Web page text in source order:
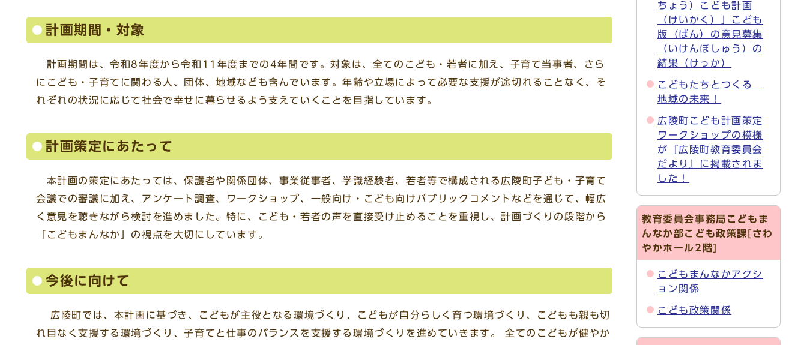
計画期間・対象
計画期間は、令和8年度から令和11年度までの4年間です。対象は、全てのこども・若者に加え、子育て当事者、さら
にこども・子育てに関わる人、団体、地域なども含んでいます。年齢や立場によって必要な支援が途切れることなく、そ
れぞれの状況に応じて社会で幸せに暮らせるよう支えていくことを目指しています。
計画策定にあたって
本計画の策定にあたっては、保護者や関係団体、事業従事者、学識経験者、若者等で構成される広陵町子ども・子育て
会議での審議に加え、アンケート調査、ワークショップ、一般向け・こども向けパブリックコメントなどを通じて、幅広
く意見を聴きながら検討を進めました。特に、こども・若者の声を直接受け止めることを重視し、計画づくりの段階から
「こどもまんなか」の視点を大切にしています。
今後に向けて
広陵町では、本計画に基づき、こどもが主役となる環境づくり、こどもが自分らしく育つ環境づくり、こどもも親も切
れ目なく支援する環境づくり、子育てと仕事のバランスを支援する環境づくりを進めていきます。 全てのこどもが健やか
ちょう）こども計画
（けいかく）」こども
版（ばん）の意見募集
（いけんぼしゅう）の
結果（けっか）
こどもたちとつくる
地域の未来！
広陵町こども計画策定
ワークショップの模様
が『広陵町教育委員会
だより』に掲載されま
した！
教育委員会事務局こどもま
んなか部こども政策課[さわ
やかホール2階]
こどもまんなかアクシ
ョン関係
こども政策関係